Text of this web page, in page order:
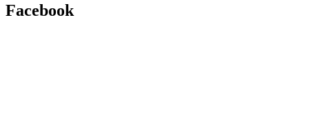
Facebook